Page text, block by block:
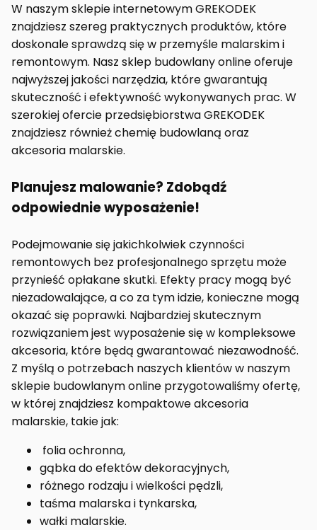
W naszym sklepie internetowym GREKODEK
znajdziesz szereg praktycznych produktów, które
doskonale sprawdzą się w przemyśle malarskim i
remontowym. Nasz sklep budowlany online oferuje
najwyższej jakości narzędzia, które gwarantują
skuteczność i efektywność wykonywanych prac. W
szerokiej ofercie przedsiębiorstwa GREKODEK
znajdziesz również chemię budowlaną oraz
akcesoria malarskie.
Planujesz malowanie? Zdobądź
odpowiednie wyposażenie!
Podejmowanie się jakichkolwiek czynności
remontowych bez profesjonalnego sprzętu może
przynieść opłakane skutki. Efekty pracy mogą być
niezadowalające, a co za tym idzie, konieczne mogą
okazać się poprawki. Najbardziej skutecznym
rozwiązaniem jest wyposażenie się w kompleksowe
akcesoria, które będą gwarantować niezawodność.
Z myślą o potrzebach naszych klientów w naszym
sklepie budowlanym online przygotowaliśmy ofertę,
w której znajdziesz kompaktowe akcesoria
malarskie, takie jak:
folia ochronna,
gąbka do efektów dekoracyjnych,
różnego rodzaju i wielkości pędzli,
taśma malarska i tynkarska,
wałki malarskie.